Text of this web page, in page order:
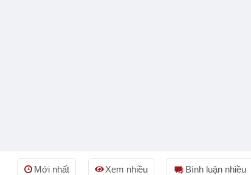
Mới nhất Xem nhiều Bình luận nhiều